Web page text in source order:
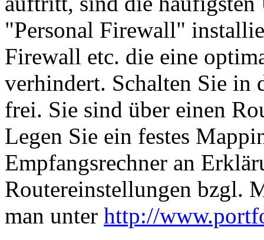
"Personal Firewall"
Firewall etc. die eine
verhindert. Schalten Sie in
frei. Sie sind über einen
Legen Sie ein festes
Empfangsrechner an
Routereinstellungen bzgl.
man unter http://